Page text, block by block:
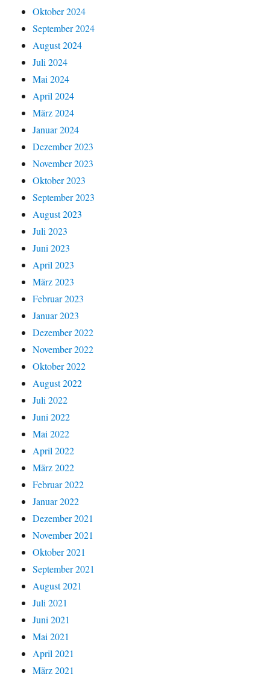
Oktober 2024
September 2024
August 2024
Juli 2024
Mai 2024
April 2024
März 2024
Januar 2024
Dezember 2023
November 2023
Oktober 2023
September 2023
August 2023
Juli 2023
Juni 2023
April 2023
März 2023
Februar 2023
Januar 2023
Dezember 2022
November 2022
Oktober 2022
August 2022
Juli 2022
Juni 2022
Mai 2022
April 2022
März 2022
Februar 2022
Januar 2022
Dezember 2021
November 2021
Oktober 2021
September 2021
August 2021
Juli 2021
Juni 2021
Mai 2021
April 2021
März 2021